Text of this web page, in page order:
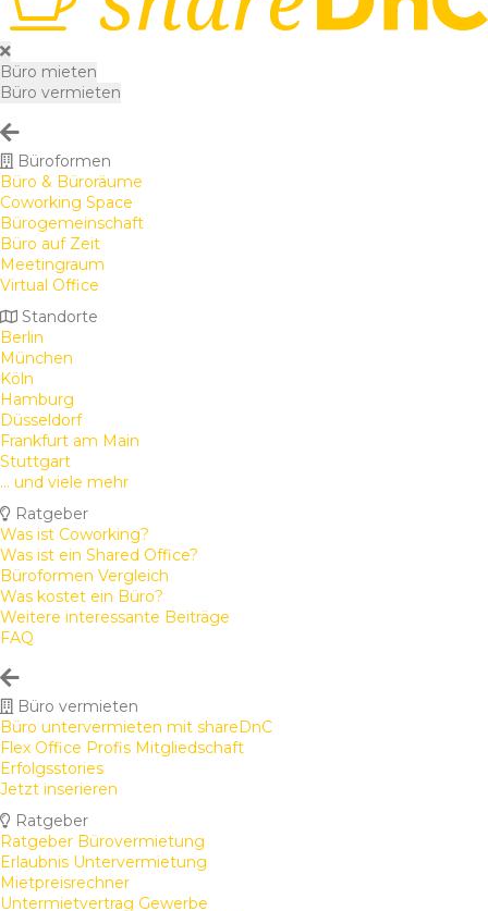
Büro mieten
Büro vermieten
Büroformen
Büro & Büroräume
Coworking Space
Bürogemeinschaft
Büro auf Zeit
Meetingraum
Virtual Office
Standorte
Berlin
München
Köln
Hamburg
Düsseldorf
Frankfurt am Main
Stuttgart
... und viele mehr
Ratgeber
Was ist Coworking?
Was ist ein Shared Office?
Büroformen Vergleich
Was kostet ein Büro?
Weitere interessante Beiträge
FAQ
Büro vermieten
Büro untervermieten mit shareDnC
Flex Office Profis Mitgliedschaft
Erfolgsstories
Jetzt inserieren
Ratgeber
Ratgeber Bürovermietung
Erlaubnis Untervermietung
Mietpreisrechner
Untermietvertrag Gewerbe